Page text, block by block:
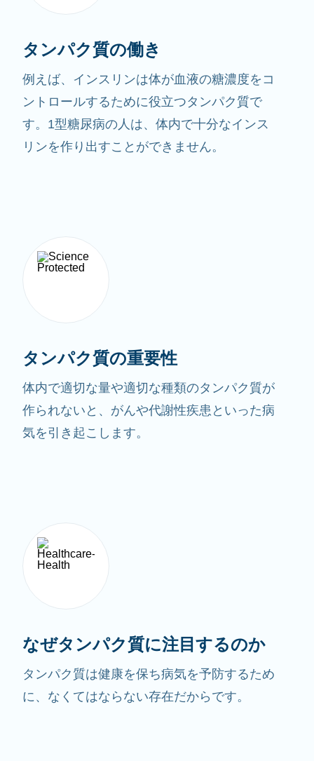
タンパク質の働き
例えば、インスリンは体が血液の糖濃度をコ
ントロールするために役立つタンパク質で
す。1型糖尿病の人は、体内で十分なインス
リンを作り出すことができません。
タンパク質の重要性
体内で適切な量や適切な種類のタンパク質が
作られないと、がんや代謝性疾患といった病
気を引き起こします。
なぜタンパク質に注目するのか
タンパク質は健康を保ち病気を予防するため
に、なくてはならない存在だからです。